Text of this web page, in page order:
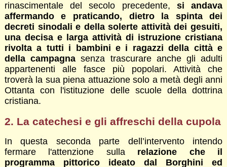
rinascimentale del secolo precedente, si andava
affermando e praticando, dietro la spinta dei
decreti sinodali e della solerte attività dei gesuiti,
una decisa e larga attività di istruzione cristiana
rivolta a tutti i bambini e i ragazzi della città e
della campagna senza trascurare anche gli adulti
appartenenti alle fasce più popolari. Attività che
troverà la sua piena attuazione solo a metà degli anni
Ottanta con l'istituzione delle scuole della dottrina
cristiana.
2. La catechesi e gli affreschi della cupola
In questa seconda parte dell’intervento intendo
fermare l'attenzione sulla relazione che il
programma pittorico ideato dal Borghini ed